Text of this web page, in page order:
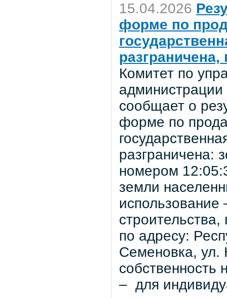
15.04.2026
форме по
Комитет по
администрации
сообщает о
форме по
разграничена:
номером
земли
использование
по адресу:
Семеновка, ул.
собственность
– для